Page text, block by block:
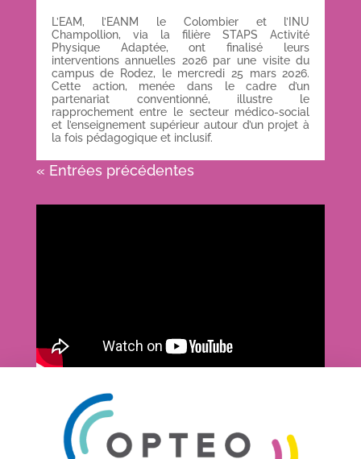
L’EAM, l’EANM le Colombier et l’INU
Champollion, via la filière STAPS Activité
Physique Adaptée, ont finalisé leurs
interventions annuelles 2026 par une visite du
campus de Rodez, le mercredi 25 mars 2026.
Cette action, menée dans le cadre d’un
partenariat conventionné, illustre le
rapprochement entre le secteur médico-social
et l’enseignement supérieur autour d’un projet à
la fois pédagogique et inclusif.
« Entrées précédentes